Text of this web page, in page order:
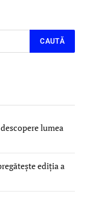
lumea
ediția a